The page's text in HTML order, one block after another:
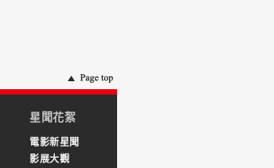
星聞花絮
電影新星聞
影展大觀